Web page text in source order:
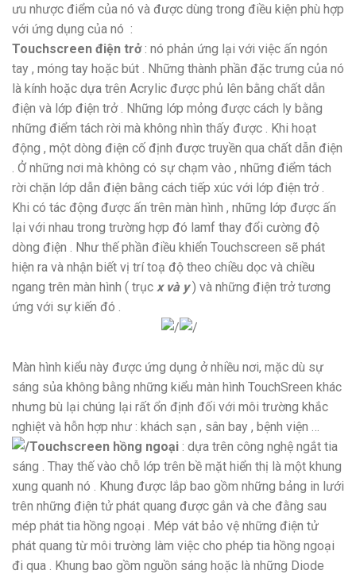
ưu nhược điểm của nó và được dùng trong điều kiện phù hợp
với ứng dụng của nó :
Touchscreen điện trở: nó phản ứng lại với việc ấn ngón
tay , móng tay hoặc bút . Những thành phần đặc trưng của nó
là kính hoặc dựa trên Acrylic được phủ lên bằng chất dẫn
điện và lớp điện trở . Những lớp mỏng được cách ly bằng
những điểm tách rời mà không nhìn thấy được . Khi hoạt
động , một dòng điện cố định được truyền qua chất dẫn điện
. Ở những nơi mà không có sự chạm vào , những điểm tách
rời chặn lớp dẫn điện bằng cách tiếp xúc với lớp điện trở .
Khi có tác động được ấn trên màn hình , những lớp được ấn
lại với nhau trong trường hợp đó lamf thay đổi cường độ
dòng điện . Như thế phần điều khiển Touchscreen sẽ phát
hiện ra và nhận biết vị trí toạ độ theo chiều dọc và chiều
ngang trên màn hình ( trục x và y) và những điện trở tương
ứng với sự kiến đó .
Màn hình kiểu này được ứng dụng ở nhiều nơi, mặc dù sự
sáng sủa không bằng những kiểu màn hình TouchSreen khác
nhưng bù lại chúng lại rất ổn định đối với môi trường khắc
nghiệt và hỗn hợp như : khách sạn , sân bay , bệnh viện …
Touchscreen hồng ngoại : dựa trên công nghệ ngắt tia
sáng . Thay thế vào chỗ lớp trên bề mặt hiển thị là một khung
xung quanh nó . Khung được lắp bao gồm những bảng in lưới
trên những điện tử phát quang được gắn và che đằng sau
mép phát tia hồng ngoại . Mép vát bảo vệ những điện tử
phát quang từ môi trường làm việc cho phép tia hồng ngoại
đi qua . Khung bao gồm nguồn sáng hoặc là những Diode